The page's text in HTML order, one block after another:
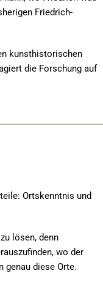
Friedrich-
kunsthistorischen
die Forschung auf
Ortskenntnis und
lösen, denn
wo der
genau diese Orte.